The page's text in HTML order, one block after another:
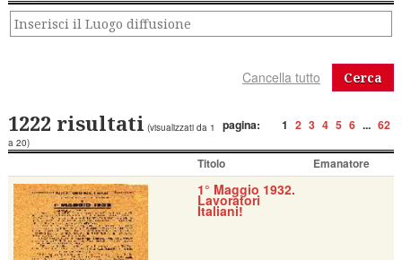
Cerca
pagina: 1 2 3 4 5 6 ... 62
1222 risultati (visualizzati da 1
a 20)
Titolo Emanatore
1° Maggio 1932.
Lavoratori
Italiani!